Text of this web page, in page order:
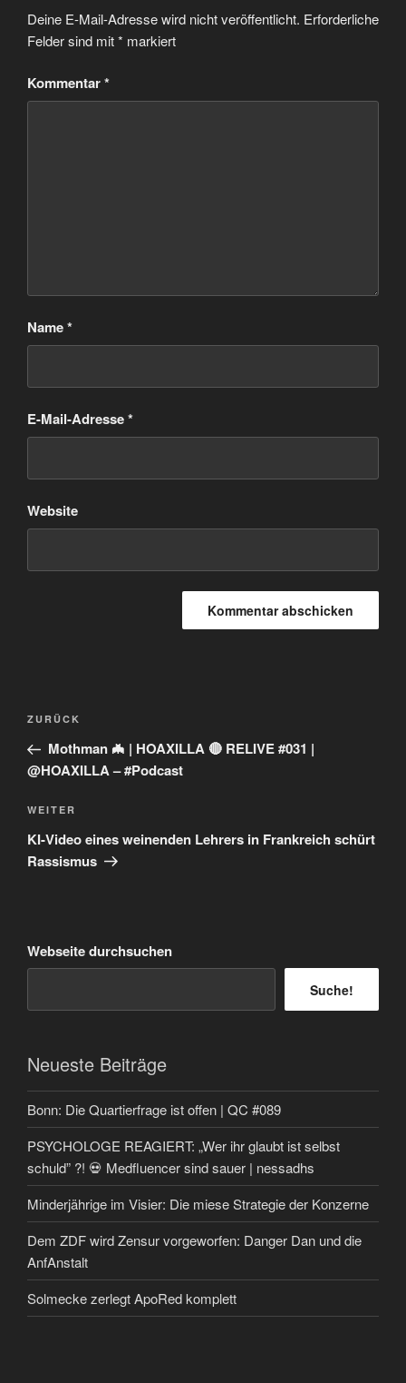
Deine E-Mail-Adresse wird nicht veröffentlicht. Erforderliche
Felder sind mit* markiert
Kommentar*
Name*
E-Mail-Adresse*
Website
Beitragsnavigation
Vorheriger
Beitrag
ZURÜCK
Mothman 🦇 | HOAXILLA 🔴 RELIVE #031 |
@HOAXILLA – #Podcast
Nächster
Beitrag
WEITER
KI-Video eines weinenden Lehrers in Frankreich schürt
Rassismus
Webseite durchsuchen
Suche!
Neueste Beiträge
Bonn: Die Quartierfrage ist offen | QC #089
PSYCHOLOGE REAGIERT: „Wer ihr glaubt ist selbst
schuld” ?! 💀 Medfluencer sind sauer | nessadhs
Minderjährige im Visier: Die miese Strategie der Konzerne
Dem ZDF wird Zensur vorgeworfen: Danger Dan und die
AnfAnstalt
Solmecke zerlegt ApoRed komplett